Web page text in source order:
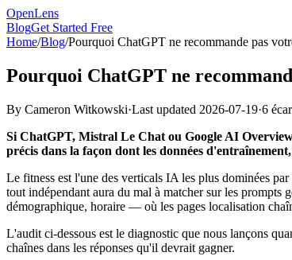
OpenLens
BlogGet Started Free
Home/Blog/Pourquoi ChatGPT ne recommande pas
Pourquoi ChatGPT ne
By Cameron Witkowski·Last updated 2026-07-19·6
Si ChatGPT, Mistral Le Chat ou Google AI
précis dans la façon dont les données
Le fitness est l'une des verticals IA les plus dominées
tout indépendant aura du mal à matcher sur les prompts
démographique, horaire — où les pages localisation
L'audit ci-dessous est le diagnostic que nous lançons
chaînes dans les réponses qu'il devrait gagner.